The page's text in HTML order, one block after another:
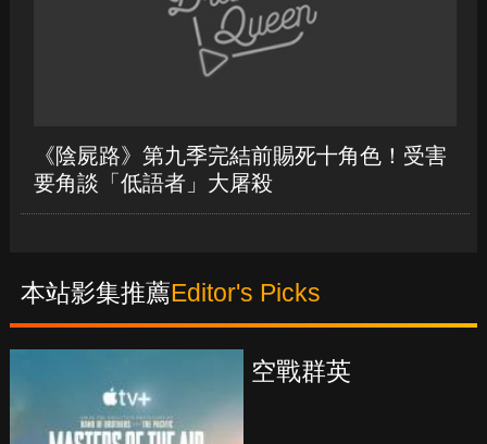
《陰屍路》第九季完結前賜死十角色！受害
要角談「低語者」大屠殺
本站影集推薦Editor's Picks